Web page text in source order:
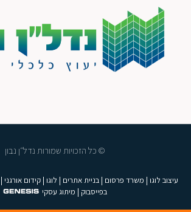
© כל הזכויות שמורות נדל״ן נבון
עיצוב לוגו | משרד פרסום |בניית אתרים | לוגו |קידום אורגני |
בפייסבוק | מיתוג עסקי